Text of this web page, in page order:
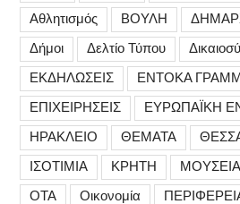
Αθλητισμός
ΒΟΥΛΗ
Δήμοι
Δελτίο Τύπου
ΕΚΔΗΛΩΣΕΙΣ
ΕΝΤΟΚΑ
ΕΠΙΧΕΙΡΗΣΕΙΣ
ΕΥΡΩΠΑΪΚΗ
ΗΡΑΚΛΕΙΟ
ΘΕΜΑΤΑ
ΙΣΟΤΙΜΙΑ
ΚΡΗΤΗ ΜΟΥΣΕΙΑ
ΟΤΑ
Οικονομία